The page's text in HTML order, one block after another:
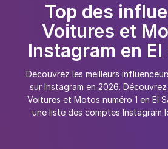
Top des
Voitures et
Instagram en
Découvrez les meilleurs
sur Instagram en 2026.
Voitures et Motos numéro 1 en El
une liste des comptes Instagram